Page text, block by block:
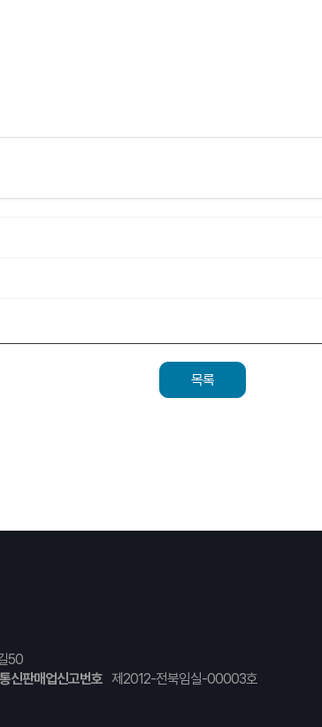
목록
50
통신판매업신고번호 제2012-전북임실-00003호